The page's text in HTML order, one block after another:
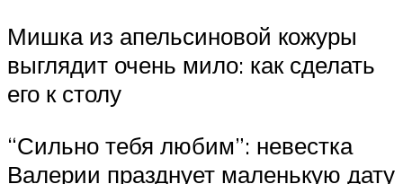
Мишка из апельсиновой кожуры
выглядит очень мило: как сделать
его к столу
“Сильно тебя любим”: невестка
Валерии празднует маленькую дату